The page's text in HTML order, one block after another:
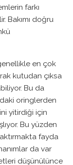
farkı
Bakımı doğru
en çok
kutudan çıksa
Bu da
oringlerden
yitirdiği için
Bu yüzden
fayda
da var
düşünülünce